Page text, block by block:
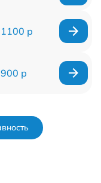
1100 р
900 р